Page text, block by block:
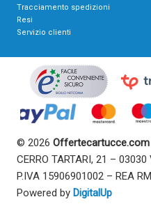
Tracciamento spedizioni
Resi
Servizio clienti
© 2026 Offertecartucce.com
CERRO TARTARI, 21 –
P.IVA 15906901002 – REA
Powered by DigitalUp